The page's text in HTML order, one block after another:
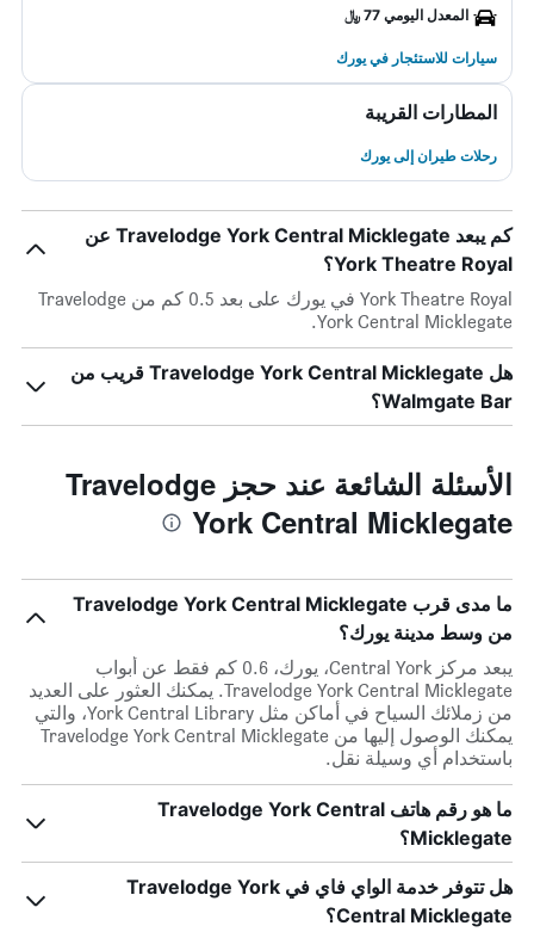
المعدل اليومي 77 ﷼
سيارات للاستئجار في يورك
المطارات القريبة
رحلات طيران إلى يورك
كم يبعد Travelodge York Central Micklegate عن
York Theatre Royal؟
York Theatre Royal في يورك على بعد 0.5 كم من Travelodge
York Central Micklegate.
هل Travelodge York Central Micklegate قريب من
Walmgate Bar؟
الأسئلة الشائعة عند حجز Travelodge
York Central Micklegate
ما مدى قرب Travelodge York Central Micklegate
من وسط مدينة يورك؟
يبعد مركز Central York، يورك، 0.6 كم فقط عن أبواب
Travelodge York Central Micklegate. يمكنك العثور على العديد
من زملائك السياح في أماكن مثل York Central Library، والتي
يمكنك الوصول إليها من Travelodge York Central Micklegate
باستخدام أي وسيلة نقل.
ما هو رقم هاتف Travelodge York Central
Micklegate؟
هل تتوفر خدمة الواي فاي في Travelodge York
Central Micklegate؟